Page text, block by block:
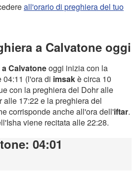
all'orario di preghiera del tuo
a Calvatone oggi
Calvatoneoggi inizia con la
04:11 (l'ora di imsakè circa 10
con la preghiera del Dohr alle
alle 17:22 e la preghiera del
corrisponde anche all'ora dell'iftar.
viene recitata alle 22:28.
: 04:01